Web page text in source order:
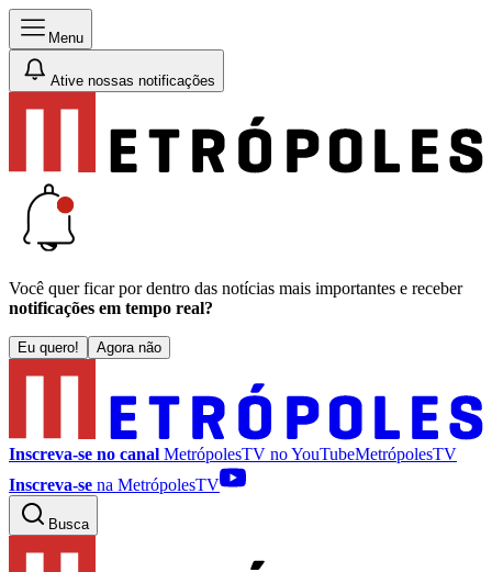
Menu
Ative nossas notificações
Você quer ficar por dentro das notícias mais importantes e receber
notificações em tempo real?
Eu quero! Agora não
Inscreva-se no canal MetrópolesTV noYouTubeMetrópolesTV
Inscreva-se na MetrópolesTV
Busca